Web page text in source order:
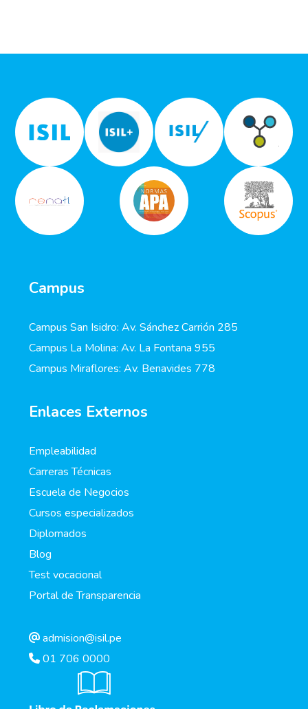
Campus
Campus San Isidro: Av. Sánchez Carrión 285
Campus La Molina: Av. La Fontana 955
Campus Miraflores: Av. Benavides 778
Enlaces Externos
Empleabilidad
Carreras Técnicas
Escuela de Negocios
Cursos especializados
Diplomados
Blog
Test vocacional
Portal de Transparencia
admision@isil.pe
01 706 0000